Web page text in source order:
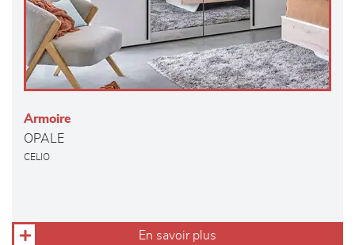
Armoire
OPALE
CELIO
En savoir plus